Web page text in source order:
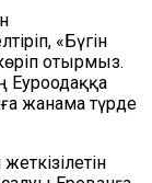
«Бүгін
отырмыз.
Еуроодаққа
жанама түрде